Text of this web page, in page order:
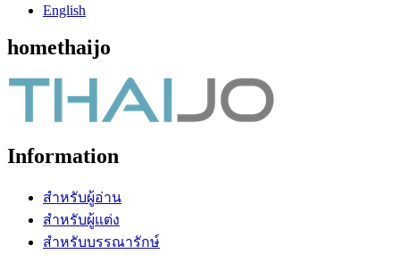
English
homethaijo
Information
สำหรับผู้อ่าน
สำหรับผู้แต่ง
สำหรับบรรณารักษ์